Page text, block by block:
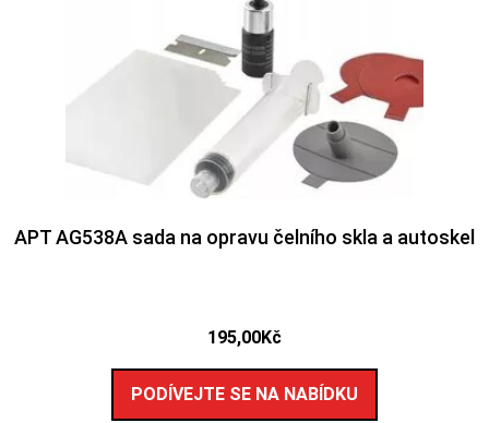
APT AG538A sada na opravu čelního skla a autoskel
195,00Kč
PODÍVEJTE SE NA NABÍDKU